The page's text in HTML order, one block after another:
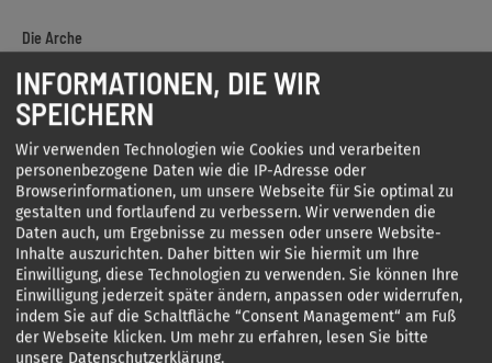
Die Arche
Die Arche engagiert sich bereits seit 1995 für Kinder aus sozial
benachteiligten Lebensumständen. Mit mittlerweile 25 Standorten in ganz
Deutschland erreicht die Arche mit ihrem Angebot über 4.000 Kinder und
Jugendliche. Die Einrichtungen bieten den Kindern täglich kostenlos eine
vollwertige, Mahlzeit, Hausaufgabenhilfe, sinnvolle
Freizeitbeschäftigungen mit Sport, Spiel und Musik und vor allem
Aufmerksamkeit und Bestätigung.
Mehr erfahren
BETHEL
Für Menschen da sein. Das ist der Auftrag BETHELS seit der Gründung 1867.
Heute engagieren sich die Bodelschwinghschen Stiftungen Bethel in
INFORMATIONEN, DIE WIR
SPEICHERN
Wir verwenden Technologien wie Cookies und verarbeiten
personenbezogene Daten wie die IP-Adresse oder
Browserinformationen, um unsere Webseite für Sie optimal zu
gestalten und fortlaufend zu verbessern. Wir verwenden die
Daten auch, um Ergebnisse zu messen oder unsere Website-
Inhalte auszurichten. Daher bitten wir Sie hiermit um Ihre
Einwilligung, diese Technologien zu verwenden. Sie können Ihre
Einwilligung jederzeit später ändern, anpassen oder widerrufen,
indem Sie auf die Schaltfläche “Consent Management“ am Fuß
der Webseite klicken. Um mehr zu erfahren, lesen Sie bitte
unsere Datenschutzerklärung.